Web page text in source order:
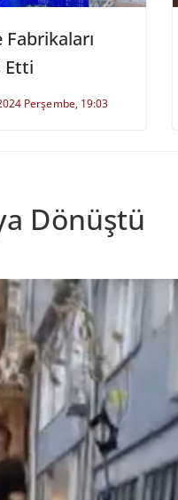
Fabrikaları
Etti
Perşembe, 19:03
Dönüştü